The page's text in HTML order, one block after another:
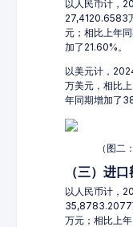
以人民币计，
27,4120.6583
元；相比上年
加了21.60%。
以美元计，
万美元，相比
年同期增加了
（图二
（三）进
以人民币计，
35,8783.2077
万元；相比上